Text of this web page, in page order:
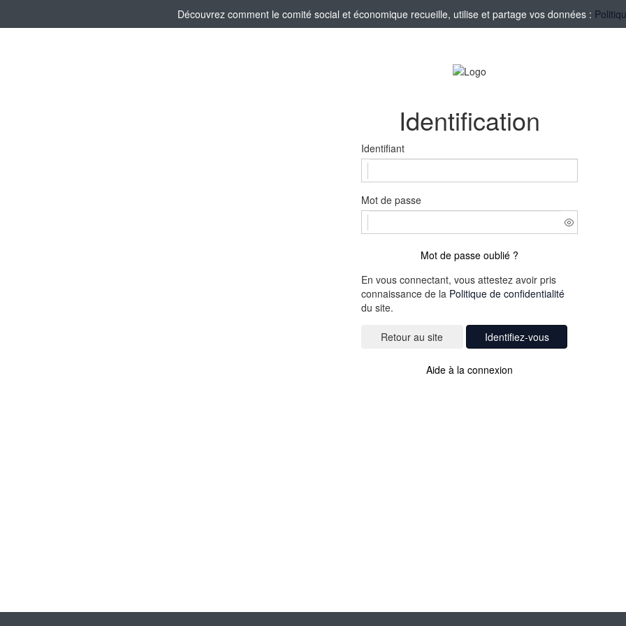
Découvrez comment le comité social et économique recueille, utilise et partage vos données :
Identification
Identifiant
Mot de passe
Mot de passe oublié ?
En vous connectant, vous attestez avoir pris
connaissance de la Politique de confidentialité
du site.
Identifiez-vous
Aide à la connexion